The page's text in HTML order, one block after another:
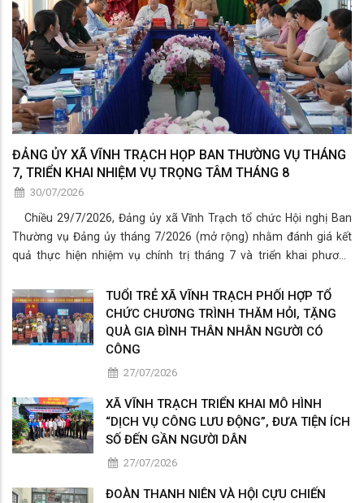
ĐẢNG ỦY XÃ VĨNH TRẠCH HỌP BAN THƯỜNG VỤ THÁNG
7, TRIỂN KHAI NHIỆM VỤ TRỌNG TÂM THÁNG 8
30/07/2026
Chiều 29/7/2026, Đảng ủy xã Vĩnh Trạch tổ chức Hội nghị Ban
Thường vụ Đảng ủy tháng 7/2026 (mở rộng) nhằm đánh giá kết
quả thực hiện nhiệm vụ chính trị tháng 7 và triển khai phương
TUỔI TRẺ XÃ VĨNH TRẠCH PHỐI HỢP TỔ
CHỨC CHƯƠNG TRÌNH THĂM HỎI, TẶNG
QUÀ GIA ĐÌNH THÂN NHÂN NGƯỜI CÓ
CÔNG
27/07/2026
XÃ VĨNH TRẠCH TRIỂN KHAI MÔ HÌNH
“DỊCH VỤ CÔNG LƯU ĐỘNG”, ĐƯA TIỆN ÍCH
SỐ ĐẾN GẦN NGƯỜI DÂN
27/07/2026
ĐOÀN THANH NIÊN VÀ HỘI CỰU CHIẾN